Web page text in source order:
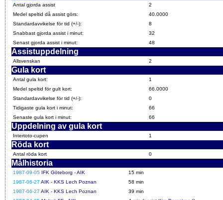
Antal gjorda assist
2
Medel speltid då assist görs:
40.0000
Standardavvikelse för tid (+/-):
8
Snabbast gjorda assist i minut:
32
Senast gjorda assist i minut:
48
Assistuppdelning
Allsvenskan 2
Gula kort
Antal gula kort:
1
Medel speltid för gult kort:
66.0000
Standardavvikelse för tid (+/-):
0
Tidigaste gula kort i minut:
66
Senaste gula kort i minut:
66
Uppdelning av gula kort
Intertoto-cupen 1
Röda kort
Antal röda kort 0
Målhistoria
1987-09-05 IFK Göteborg - AIK
15 min
1987-06-27 AIK - KKS Lech Poznan
58 min
1987-06-27 AIK - KKS Lech Poznan
39 min